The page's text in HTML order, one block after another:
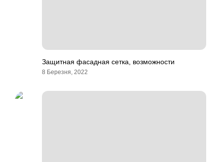
Защитная фасадная сетка, возможности
8 Березня, 2022